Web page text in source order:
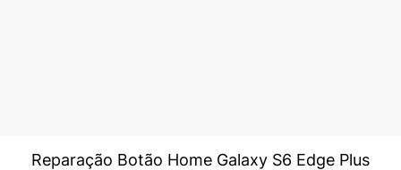
Reparação Botão Home Galaxy S6 Edge Plus